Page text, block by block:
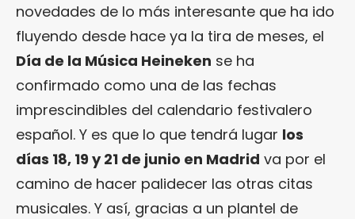
novedades de lo más interesante que ha ido
fluyendo desde hace ya la tira de meses, el
Día de la Música Heineken se ha
confirmado como una de las fechas
imprescindibles del calendario festivalero
español. Y es que lo que tendrá lugar los
días 18, 19 y 21 de junio en Madrid va por el
camino de hacer palidecer las otras citas
musicales. Y así, gracias a un plantel de